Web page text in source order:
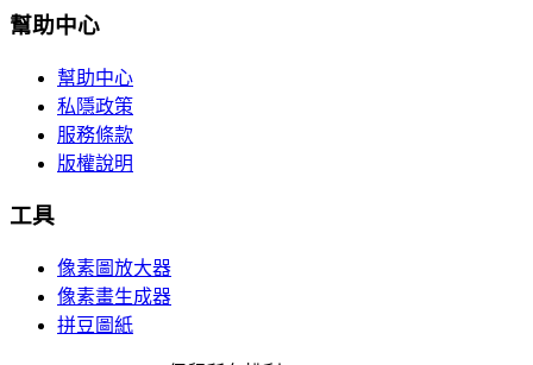
幫助中心
幫助中心
私隱政策
服務條款
版權說明
工具
像素圖放大器
像素畫生成器
拼豆圖紙